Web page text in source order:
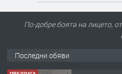
По-добре боята на лицето,
Последни обяви